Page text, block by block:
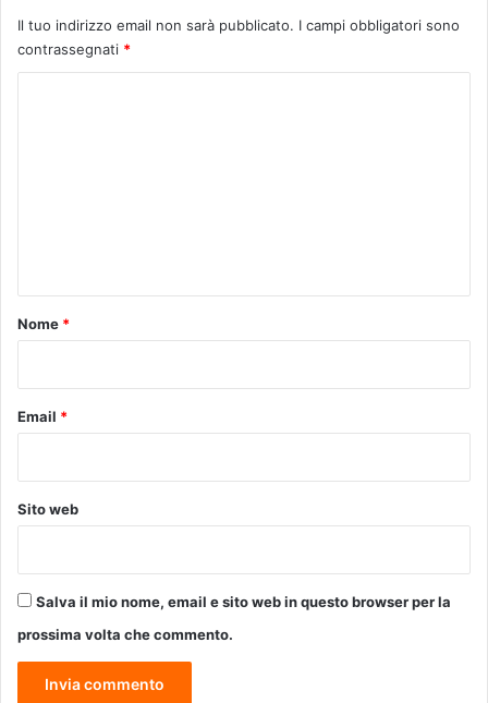
D
E
L
s
a
n
a
g
Il tuo indirizzo email non sarà pubblicato. I campi obbligatori sono
contrassegnati *
o
Nome *
Email *
Sito web
Salva il mio nome, email e sito web in questo browser per la
prossima volta che commento.